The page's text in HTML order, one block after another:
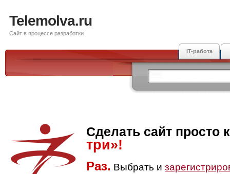
Telemolva.ru
Сайт в процессе разработки
IT-работа
Сделать сайт просто
три»!
Раз. Выбрать и